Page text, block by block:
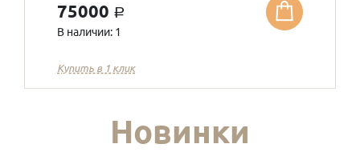
75000 a
В наличии: 1
Купить в 1 клик
Новинки